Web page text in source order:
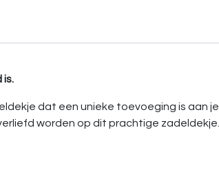
is.
dat een unieke toevoeging is aan je
worden op dit prachtige zadeldekje.